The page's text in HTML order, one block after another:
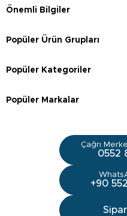
Önemli Bilgiler
Popüler Ürün Grupları
Popüler Kategoriler
Popüler Markalar
Çağrı
0552
+90